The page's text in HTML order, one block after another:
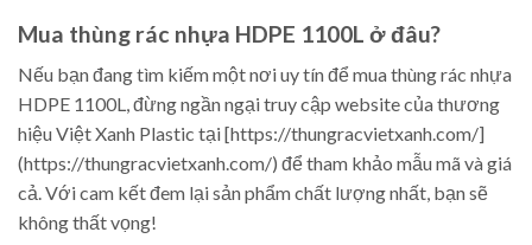
Mua thùng rác nhựa HDPE 1100L ở đâu?
Nếu bạn đang tìm kiếm một nơi uy tín để mua thùng rác nhựa
HDPE 1100L, đừng ngần ngại truy cập website của thương
hiệu Việt Xanh Plastic tại [https://thungracvietxanh.com/]
(https://thungracvietxanh.com/) để tham khảo mẫu mã và giá
cả. Với cam kết đem lại sản phẩm chất lượng nhất, bạn sẽ
không thất vọng!